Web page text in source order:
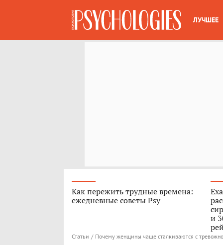
ЛУЧШЕЕ
Как пережить трудные времена:
ежедневные советы Psy
и
Статьи / Почему женщины чаще сталкиваются с